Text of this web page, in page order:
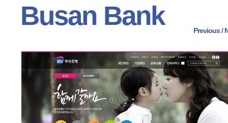
Busan Bank Previous /